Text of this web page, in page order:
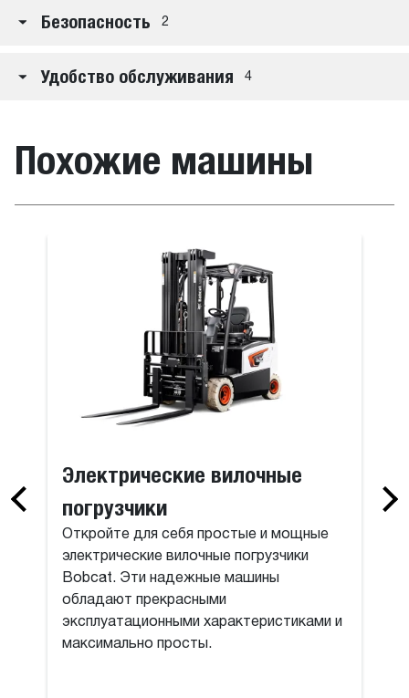
Безопасность 2
Удобство обслуживания 4
Похожие машины
Электрические вилочные
погрузчики
Откройте для себя простые и мощные
электрические вилочные погрузчики
Bobcat. Эти надежные машины
обладают прекрасными
эксплуатационными характеристиками и
максимально просты.